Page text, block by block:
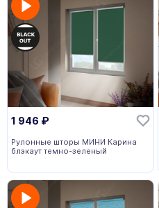
1 946 ₽
Рулонные шторы МИНИ Карина
блэкаут темно-зеленый